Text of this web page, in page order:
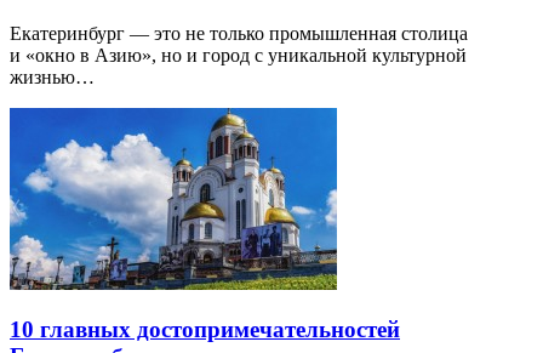
Екатеринбург — это не только промышленная столица
и «окно в Азию», но и город с уникальной культурной
жизнью…
10 главных достопримечательностей